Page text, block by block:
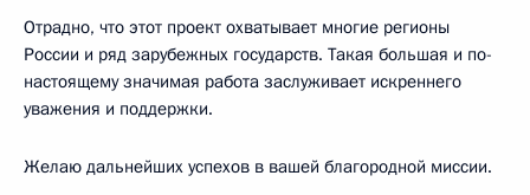
Отрадно, что этот проект охватывает многие регионы
России и ряд зарубежных государств. Такая большая и по-
настоящему значимая работа заслуживает искреннего
уважения и поддержки.
Желаю дальнейших успехов в вашей благородной миссии.